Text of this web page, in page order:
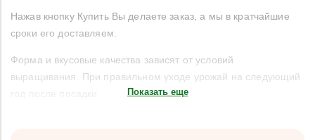
Нажав кнопку Купить Вы делаете заказ, а мы в кратчайшие
сроки его доставляем.
Форма и вкусовые качества зависят от условий
выращивания. При правильном уходе урожай на следующий
Показать еще